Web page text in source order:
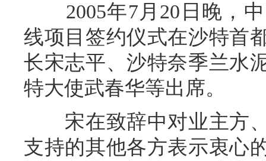
2005年7月20日晚，中
线项目签约仪式在沙特首
长宋志平、沙特奈季兰水
特大使武春华等出席。
宋在致辞中对业主方、
支持的其他各方表示衷心